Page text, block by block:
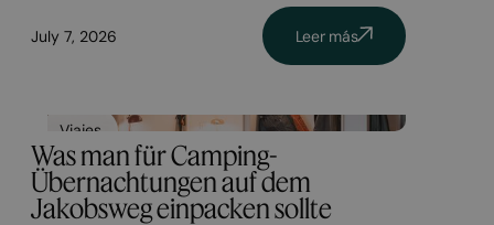
July 7, 2026 Leer más
Viajes
Was man für Camping-
Übernachtungen auf dem
Jakobsweg einpacken sollte